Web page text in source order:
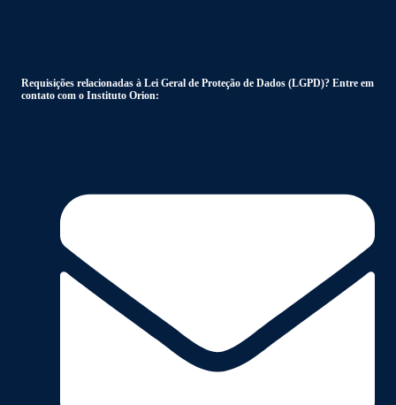
Requisições relacionadas à Lei Geral de Proteção de Dados (LGPD)? Entre em
contato com o Instituto Orion: